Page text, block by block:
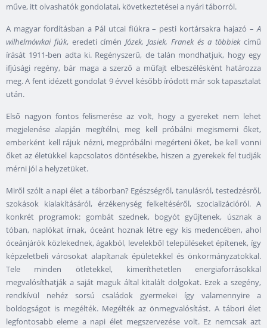
műve, itt olvashatók gondolatai, következtetései a nyári táborról.
A magyar fordításban a Pál utcai fiúkra – pesti kortársakra hajazó – A
wilhelmówkai fiúk, eredeti címénJózek, Jasiek, Franek és a többiekcímű
írását 1911-ben adta ki. Regényszerű, de talán mondhatjuk, hogy egy
ifjúsági regény, bár maga a szerző a műfajt elbeszélésként határozza
meg. A fent idézett gondolat 9 évvel később íródott már sok tapasztalat
után.
Első nagyon fontos felismerése az volt, hogy a gyereket nem lehet
megjelenése alapján megítélni, meg kell próbálni megismerni őket,
emberként kell rájuk nézni, megpróbálni megérteni őket, be kell vonni
őket az életükkel kapcsolatos döntésekbe, hiszen a gyerekek fel tudják
mérni jól a helyzetüket.
Miről szólt a napi élet a táborban? Egészségről, tanulásról, testedzésről,
szokások kialakításáról, érzékenység felkeltéséről, szocializációról. A
konkrét programok: gombát szednek, bogyót gyűjtenek, úsznak a
tóban, naplókat írnak, óceánt hoznak létre egy kis medencében, ahol
óceánjárók közlekednek, ágakból, levelekből településeket építenek, így
képzeletbeli városokat alapítanak épületekkel és önkormányzatokkal.
Tele minden ötletekkel, kimeríthetetlen energiaforrásokkal
megvalósíthatják a saját maguk által kitalált dolgokat. Ezek a szegény,
rendkívül nehéz sorsú családok gyermekei így valamennyire a
boldogságot is megélték. Megélték az önmegvalósítást. A tábori élet
legfontosabb eleme a napi élet megszervezése volt. Ez nemcsak azt